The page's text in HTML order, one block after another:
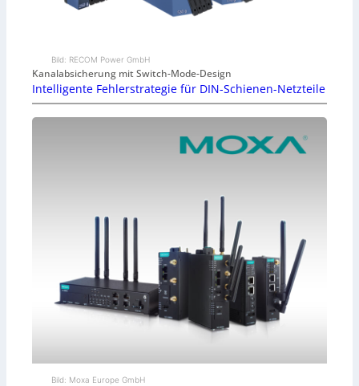
Bild: RECOM Power GmbH
Kanalabsicherung mit Switch-Mode-Design
Intelligente Fehlerstrategie für DIN-Schienen-Netzteile
Bild: Moxa Europe GmbH